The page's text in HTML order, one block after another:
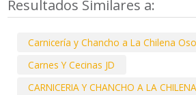
Resultados Similares a:
Carnicería y Chancho a La Chilena
Carnes Y Cecinas JD
CARNICERIA Y CHANCHO A LA